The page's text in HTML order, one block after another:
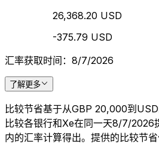
26,368.20 USD
-375.79 USD
汇率获取时间：8/7/2026
了解更多
比较节省基于从GBP 20,000到
比较各银行和Xe在同一天8/7/2026
内的汇率计算得出。提供的比较节